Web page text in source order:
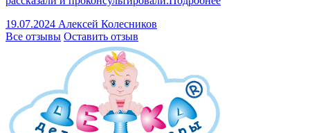
19.07.2024 Алексей Колесников
Все отзывы Оставить отзыв